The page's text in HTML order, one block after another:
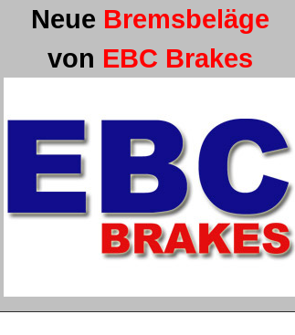
Neue Bremsbeläge
von EBC Brakes